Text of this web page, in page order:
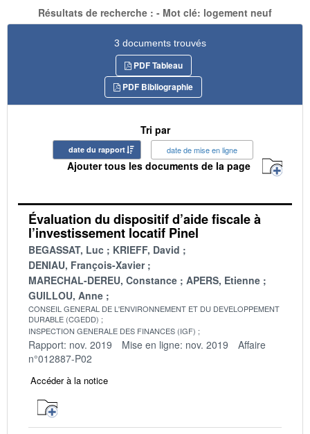
Résultats de recherche : - Mot clé: logement neuf
3 documents trouvés
PDF Tableau
PDF Bibliographie
Tri par
date du rapport date de mise en ligne
Ajouter tous les documents de la page
Évaluation du dispositif d’aide fiscale à
l’investissement locatif Pinel
BEGASSAT, Luc
KRIEFF, David
DENIAU, François-Xavier
MARECHAL-DEREU, Constance
APERS, Etienne
GUILLOU, Anne
CONSEIL GENERAL DE L'ENVIRONNEMENT ET DU DEVELOPPEMENT
DURABLE (CGEDD)
INSPECTION GENERALE DES FINANCES (IGF)
Rapport: nov. 2019 Mise en ligne: nov. 2019
Affaire
n°012887-P02
Accéder à la notice